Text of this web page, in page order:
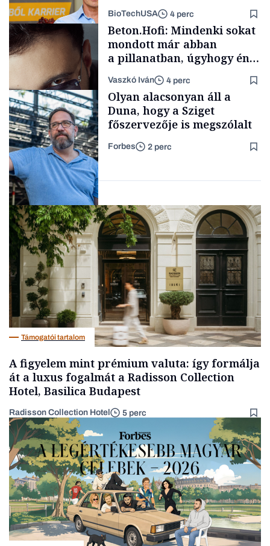
Politika
Content Lab HUB
BioTechUSA 4 perc
Forbes-sztori
Beton.Hofi: Mindenki sokat
mondott már abban
a pillanatban, úgyhogy én
a legsarkosabb
gondolataimat akartam
kimondani
Vaszkó Iván 4 perc
Társadalom
Olyan alacsonyan áll a
Duna, hogy a Sziget
főszervezője is megszólalt
Forbes 2 perc
Támogatói tartalom
A figyelem mint prémium valuta: így formálja
át a luxus fogalmát a Radisson Collection
Hotel, Basilica Budapest
Radisson Collection Hotel 5 perc